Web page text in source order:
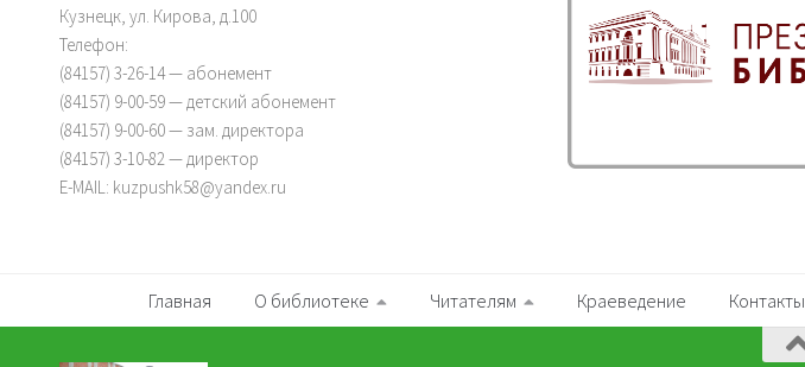
Кузнецк, ул. Кирова, д.100
Телефон:
(84157) 3-26-14 — абонемент
(84157) 9-00-59 — детский абонемент
(84157) 9-00-60 — зам. директора
(84157) 3-10-82 — директор
E-MAIL: kuzpushk58@yandex.ru
Главная О библиотеке Читателям Краеведение Контакты